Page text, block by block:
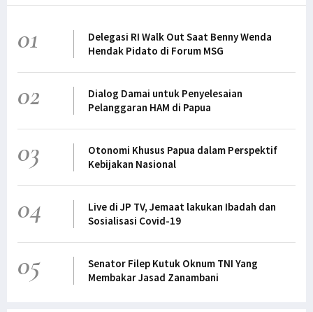
01
Delegasi RI Walk Out Saat Benny Wenda
Hendak Pidato di Forum MSG
02
Dialog Damai untuk Penyelesaian
Pelanggaran HAM di Papua
03
Otonomi Khusus Papua dalam Perspektif
Kebijakan Nasional
04
Live di JP TV, Jemaat lakukan Ibadah dan
Sosialisasi Covid-19
05
Senator Filep Kutuk Oknum TNI Yang
Membakar Jasad Zanambani